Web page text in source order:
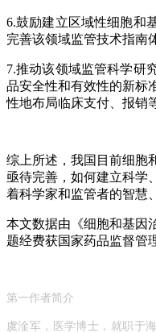
6.鼓励建立区域性细胞和
完善该领域监管技术指南
7.推动该领域监管科学研
品安全性和有效性的新标
性地布局临床支付、报销
综上所述，我国目前细胞
亟待完善，如何建立科学
着科学家和监管者的智慧
本文数据由《细胞和基因
题经费获国家药品监督管
第一作者简介
虞淦军，医学博士，就职于